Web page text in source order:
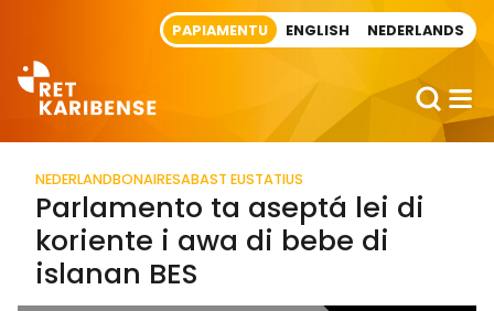
PAPIAMENTU ENGLISH NEDERLANDS
NEDERLANDBONAIRESABAST EUSTATIUS
Parlamento ta aseptá lei di
koriente i awa di bebe di
islanan BES